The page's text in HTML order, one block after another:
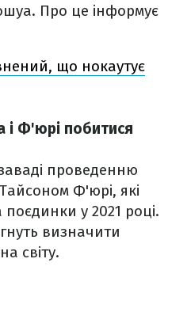
Про це інформує
що нокаутує
Ф'юрі побитися
проведенню
Ф'юрі, які
у 2021 році.
визначити
світу.